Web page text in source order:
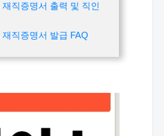
재직증명서 출력 및 직인
재직증명서 발급 FAQ